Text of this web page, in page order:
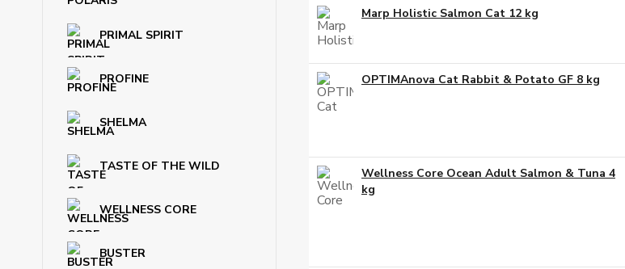
PRIMAL SPIRIT
PROFINE
SHELMA
TASTE OF THE WILD
WELLNESS CORE
BUSTER
Marp Holistic Salmon Cat 12 kg
OPTIMAnova Cat Rabbit & Potato GF 8 kg
Wellness Core Ocean Adult Salmon & Tuna 4
kg